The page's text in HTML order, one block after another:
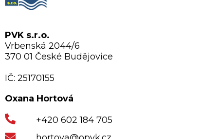
PVK s.r.o.
Vrbenská 2044/6
370 01 České Budějovice
IČ: 25170155
Oxana Hortová
+420 602 184 705